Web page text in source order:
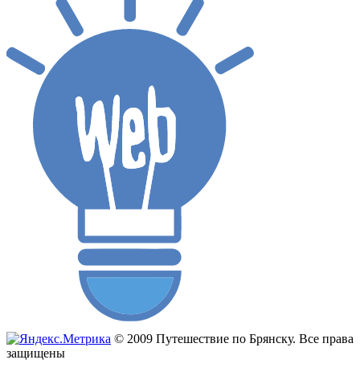
© 2009 Путешествие по Брянску. Все права
защищены